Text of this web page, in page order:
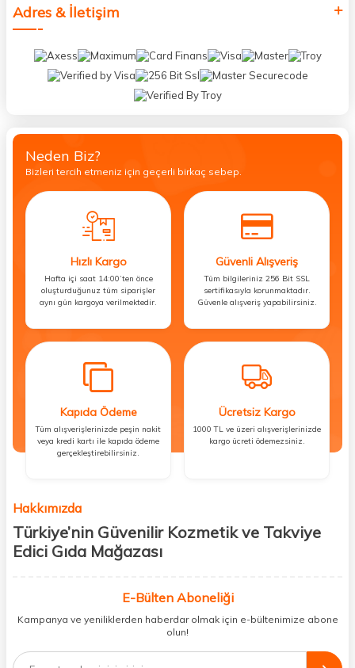
Adres & İletişim
Neden Biz?
Bizleri tercih etmeniz için geçerli birkaç sebep.
Hızlı Kargo
Hafta içi saat 14:00’ten önce
oluşturduğunuz tüm siparişler
aynı gün kargoya verilmektedir.
Güvenli Alışveriş
Tüm bilgileriniz 256 Bit SSL
sertifikasıyla korunmaktadır.
Güvenle alışveriş yapabilirsiniz.
Kapıda Ödeme
Tüm alışverişlerinizde peşin nakit
veya kredi kartı ile kapıda ödeme
gerçekleştirebilirsiniz.
Ücretsiz Kargo
1000 TL ve üzeri alışverişlerinizde
kargo ücreti ödemezsiniz.
Hakkımızda
Türkiye’nin Güvenilir Kozmetik ve Takviye
Edici Gıda Mağazası
kişisel bakım hem de takviye edici gıda ürünlerini sizlerle
buluşturuyoruz. Artık mağaza mağaza dolaşmanıza gerek yok;
ihtiyacınız olan her şeyi tek bir çatı altında topluyor ve kapınıza kadar
%100 orijinal kozmetik ve sağlık ürünleriyle güzelliğinizi tamamlayabilir,
E-Bülten Aboneliği
Kampanya ve yeniliklerden haberdar olmak için e-bültenimize abone
olun!